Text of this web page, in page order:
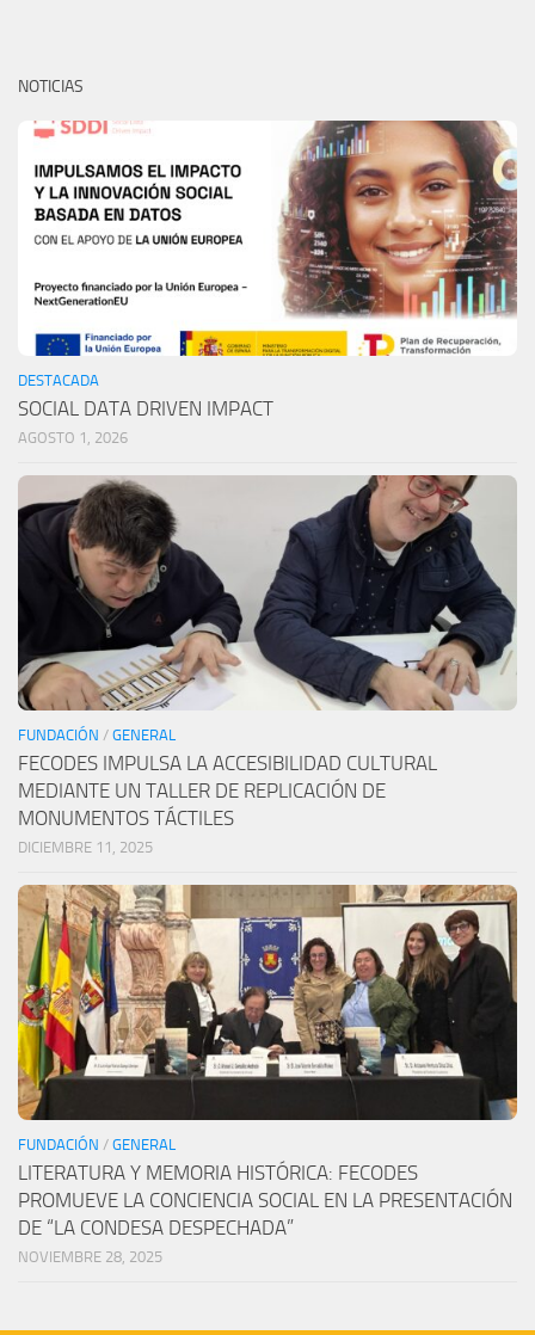
NOTICIAS
DESTACADA
SOCIAL DATA DRIVEN IMPACT
AGOSTO 1, 2026
FUNDACIÓN / GENERAL
FECODES IMPULSA LA ACCESIBILIDAD CULTURAL
MEDIANTE UN TALLER DE REPLICACIÓN DE
MONUMENTOS TÁCTILES
DICIEMBRE 11, 2025
FUNDACIÓN / GENERAL
LITERATURA Y MEMORIA HISTÓRICA: FECODES
PROMUEVE LA CONCIENCIA SOCIAL EN LA PRESENTACIÓN
DE “LA CONDESA DESPECHADA”
NOVIEMBRE 28, 2025